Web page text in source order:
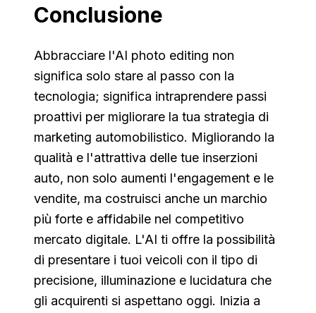
Conclusione
Abbracciare l'AI photo editing non
significa solo stare al passo con la
tecnologia; significa intraprendere passi
proattivi per migliorare la tua strategia di
marketing automobilistico. Migliorando la
qualità e l'attrattiva delle tue inserzioni
auto, non solo aumenti l'engagement e le
vendite, ma costruisci anche un marchio
più forte e affidabile nel competitivo
mercato digitale. L'AI ti offre la possibilità
di presentare i tuoi veicoli con il tipo di
precisione, illuminazione e lucidatura che
gli acquirenti si aspettano oggi. Inizia a